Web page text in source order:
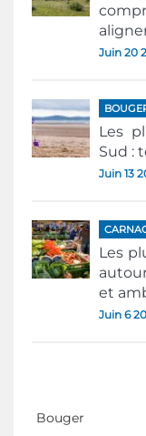
Juin 20
Les
Sud :
Juin 13
Les
et
Juin 6
Bouger